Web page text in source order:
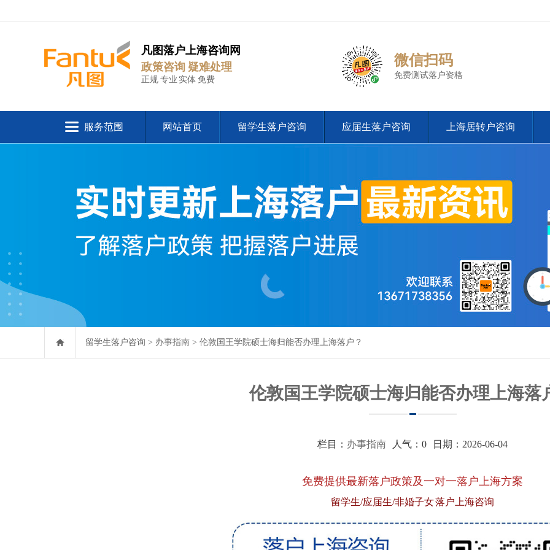
凡图落户上海咨询网
政策咨询 疑难处理
正规 专业 实体 免费
微信扫码
免费测试落户资格
服务范围 网站首页 留学生落户咨询 应届生落户咨询 上海居转户咨询
留学生落户咨询 > 办事指南 > 伦敦国王学院硕士海归能否办理上海落户？
伦敦国王学院硕士海归能否办理上海落
栏目： 办事指南 人气： 0 日期：2026-06-04
免费提供最新落户政策及一对一落户上海方案
留学生/应届生/非婚子女 落户上海咨询